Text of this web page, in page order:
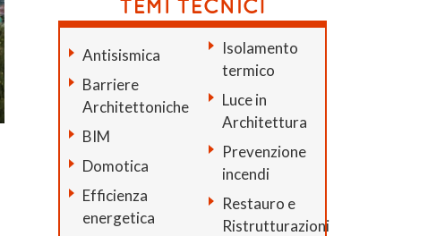
Antisismica
Barriere
Architettoniche
BIM
Domotica
Efficienza
energetica
Isolamento
termico
Luce in
Architettura
Prevenzione
incendi
Restauro e
Ristrutturazioni